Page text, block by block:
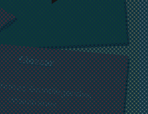
Glossar
Grundlegendes,
Umstrittenes